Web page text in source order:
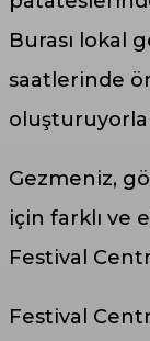
Burası lokal
saatlerinde
Gezmeniz,
için farklı ve
Festival
Festival